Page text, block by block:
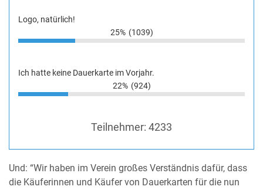
Logo, natürlich!
25% (1039)
Ich hatte keine Dauerkarte im Vorjahr.
22% (924)
Teilnehmer: 4233
Und: “Wir haben im Verein großes Verständnis dafür, dass
die Käuferinnen und Käufer von Dauerkarten für die nun